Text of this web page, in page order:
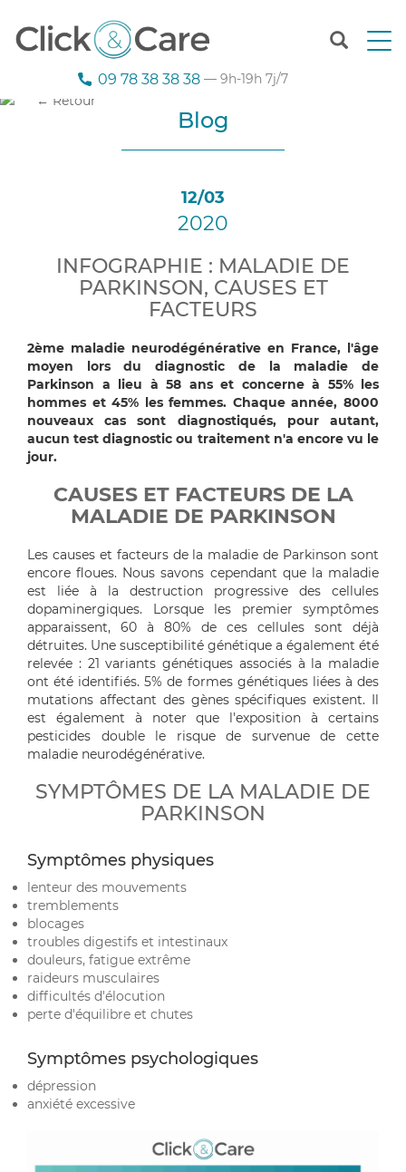
T
09 78 38 38 38 — 9h-19h 7j/7
Blog
← Retour
12/03
2020
INFOGRAPHIE : MALADIE DE
PARKINSON, CAUSES ET
FACTEURS
2ème maladie neurodégénérative en France, l'âge
moyen lors du diagnostic de la maladie de
Parkinson a lieu à 58 ans et concerne à 55% les
hommes et 45% les femmes. Chaque année, 8000
nouveaux cas sont diagnostiqués, pour autant,
aucun test diagnostic ou traitement n'a encore vu le
jour.
CAUSES ET FACTEURS DE LA
MALADIE DE PARKINSON
Les causes et facteurs de la maladie de Parkinson sont
encore floues. Nous savons cependant que la maladie
est liée à la destruction progressive des cellules
dopaminergiques. Lorsque les premier symptômes
apparaissent, 60 à 80% de ces cellules sont déjà
détruites. Une susceptibilité génétique a également été
relevée : 21 variants génétiques associés à la maladie
ont été identifiés. 5% de formes génétiques liées à des
mutations affectant des gènes spécifiques existent. Il
est également à noter que l'exposition à certains
pesticides double le risque de survenue de cette
maladie neurodégénérative.
SYMPTÔMES DE LA MALADIE DE
PARKINSON
Symptômes physiques
lenteur des mouvements
tremblements
blocages
troubles digestifs et intestinaux
douleurs, fatigue extrême
raideurs musculaires
difficultés d'élocution
perte d'équilibre et chutes
Symptômes psychologiques
dépression
anxiété excessive